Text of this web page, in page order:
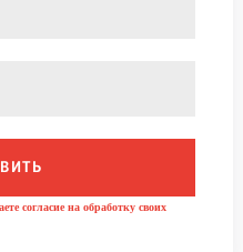
согласие на обработку своих